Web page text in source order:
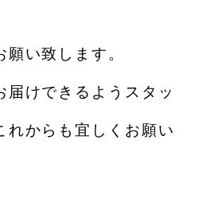
い致します。
届けできるようスタッ
れからも宜しくお願い